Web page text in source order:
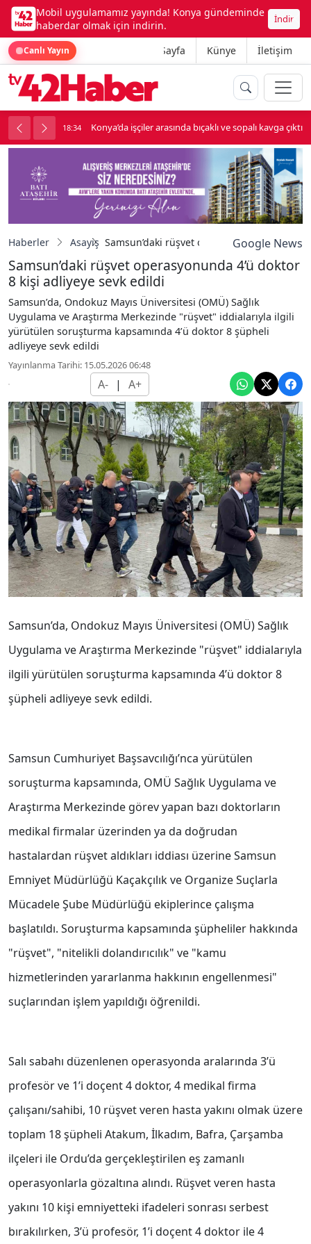
Mobil uygulamamız yayında! Konya gündeminde
haberdar olmak için indirin.
İndir
Canlı Yayın Ana Sayfa Künye İletişim
kavga çıktı 18:34 Lüks otomobille kar maskeli milyonluk soygun
Haberler Asayiş Samsun’daki rüşvet operasyonunda 4’ü
Google News
Samsun’daki rüşvet operasyonunda 4’ü doktor
8 kişi adliyeye sevk edildi
Samsun’da, Ondokuz Mayıs Üniversitesi (OMÜ) Sağlık
Uygulama ve Araştırma Merkezinde "rüşvet" iddialarıyla ilgili
yürütülen soruşturma kapsamında 4’ü doktor 8 şüpheli
adliyeye sevk edildi
Yayınlanma Tarihi: 15.05.2026 06:48
A- | A+
Samsun’da, Ondokuz Mayıs Üniversitesi (OMÜ) Sağlık
Uygulama ve Araştırma Merkezinde "rüşvet" iddialarıyla
ilgili yürütülen soruşturma kapsamında 4’ü doktor 8
şüpheli adliyeye sevk edildi.
Samsun Cumhuriyet Başsavcılığı’nca yürütülen
soruşturma kapsamında, OMÜ Sağlık Uygulama ve
Araştırma Merkezinde görev yapan bazı doktorların
medikal firmalar üzerinden ya da doğrudan
hastalardan rüşvet aldıkları iddiası üzerine Samsun
Emniyet Müdürlüğü Kaçakçılık ve Organize Suçlarla
Mücadele Şube Müdürlüğü ekiplerince çalışma
başlatıldı. Soruşturma kapsamında şüpheliler hakkında
"rüşvet", "nitelikli dolandırıcılık" ve "kamu
hizmetlerinden yararlanma hakkının engellenmesi"
suçlarından işlem yapıldığı öğrenildi.
Salı sabahı düzenlenen operasyonda aralarında 3’ü
profesör ve 1’i doçent 4 doktor, 4 medikal firma
çalışanı/sahibi, 10 rüşvet veren hasta yakını olmak üzere
toplam 18 şüpheli Atakum, İlkadım, Bafra, Çarşamba
ilçeleri ile Ordu’da gerçekleştirilen eş zamanlı
operasyonlarla gözaltına alındı. Rüşvet veren hasta
yakını 10 kişi emniyetteki ifadeleri sonrası serbest
bırakılırken, 3’ü profesör, 1’i doçent 4 doktor ile 4